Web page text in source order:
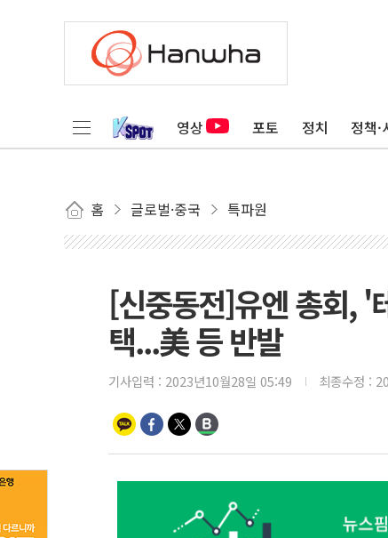
영상 포토 정치 정책·
홈 글로벌·중국 특파원
[신중동전]유엔 총회, '
택...美 등 반발
기사입력 : 2023년10월28일 05:49 최종수정 :